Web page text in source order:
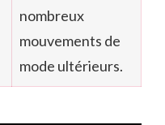
nombreux
mouvements de
mode ultérieurs.